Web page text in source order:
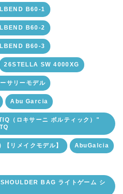
B60-1
B60-2
B60-3
26STELLA SW 4000XG
サリーモデル
Abu Garcia
（ロキサーニ ボルティック）"
リメイクモデル】 AbuGalcia
BAG ライトゲーム シ